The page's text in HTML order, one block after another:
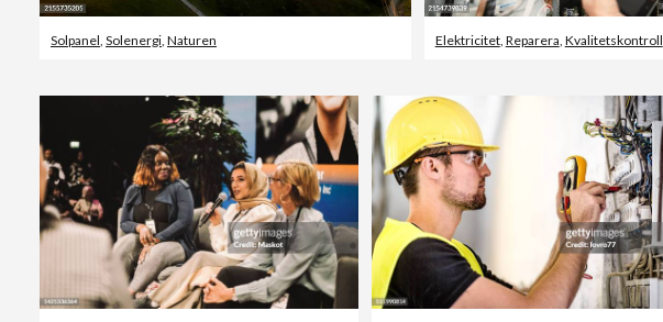
Solpanel, Solenergi, Naturen Elektricitet, Reparera, Kvalitetskontroll